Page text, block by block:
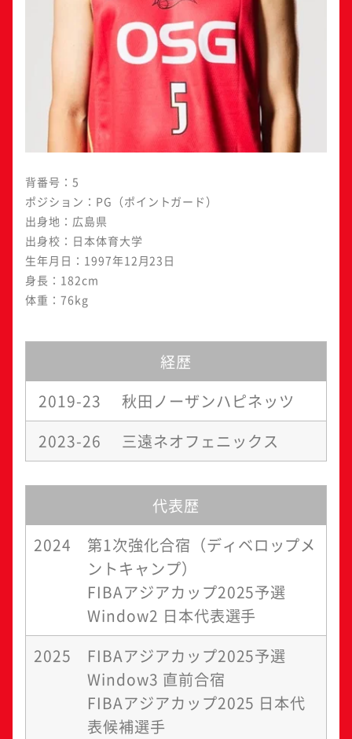
背番号：5
ポジション：PG（ポイントガード）
出身地：広島県
出身校：日本体育大学
生年月日：1997年12月23日
身長：182cm
体重：76kg
経歴
2019-23
秋田ノーザンハピネッツ
2023-26
三遠ネオフェニックス
代表歴
2024
第1次強化合宿（ディベロップメ
ントキャンプ）
FIBAアジアカップ2025予選
Window2 日本代表選手
2025
FIBAアジアカップ2025予選
Window3 直前合宿
FIBAアジアカップ2025 日本代
表候補選手